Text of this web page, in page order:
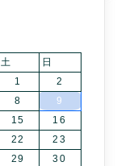
土
日
1
2
8
9
15
16
22
23
29
30